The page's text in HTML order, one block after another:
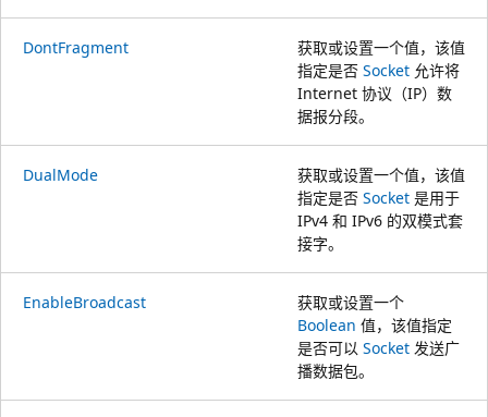
DontFragment
获取或设置一个值，该值
指定是否 Socket 允许将
Internet 协议（IP）数
据报分段。
DualMode
获取或设置一个值，该值
指定是否 Socket 是用于
IPv4 和 IPv6 的双模式套
接字。
EnableBroadcast
获取或设置一个
Boolean 值，该值指定
是否可以 Socket 发送广
播数据包。